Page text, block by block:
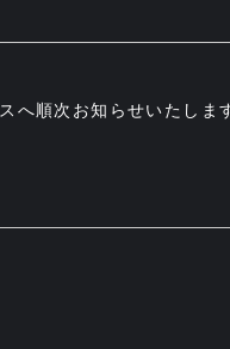
へ順次お知らせいたしま